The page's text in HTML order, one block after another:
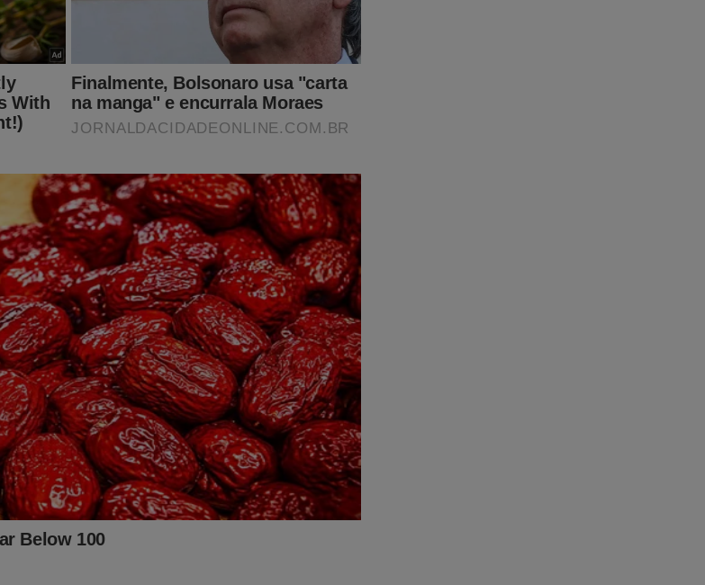
os "assuntos proibidos" no Brasil são revelados. Para
apresentacao
um livro! Temos muitas opções! Neste
disponível exclusivamente para os leitores do JCO.
as eleições 2022) por apenas R$ 69,90. Basta clicar no